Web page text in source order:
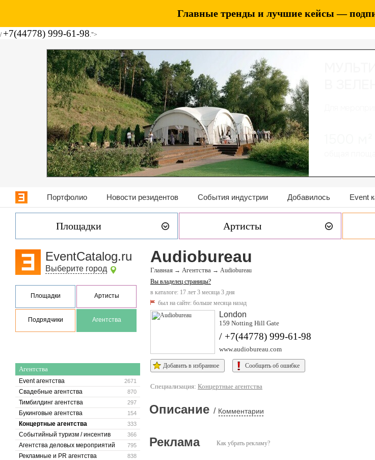
/ +7(44778) 999-61-98.">
Главные тренды и лучшие кейсы —
Портфолио Новости резидентов События индустрии Добавилось Event
Площадки Артисты
EventCatalog.ru
Выберите город
Площадки Артисты
Подрядчики Агентства
Агентства
2671
Event агентства
870
Свадебные агентства
297
Тимбилдинг агентства
154
Букинговые агентства
333
Концертные агентства
366
Событийный туризм / инсентив
795
Агентства деловых мероприятий
838
Рекламные и PR агентства
Audiobureau
Главная → Агентства → Audiobureau
Вы владелец страницы?
в каталоге: 17 лет 3 месяца 3 дня
был на сайте: больше месяца назад
London
159 Notting Hill Gate
/ +7(44778) 999-61-98
www.audiobureau.com
Добавить в избранное Сообщить об ошибке
Специализация: Концертные агентства
Описание / Комментарии
Как убрать рекламу?
Реклама